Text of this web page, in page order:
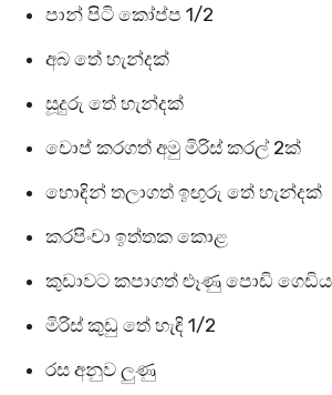
පාන් පිටි කෝප්ප 1/2
අබ තේ හැන්දක්
සූදුරු තේ හැන්දක්
චොප් කරගත් අමු මිරිස් කරල් 2ක්
හොඳින් තලාගත් ඉඟුරු තේ හැන්දක්
කරපිංචා ඉත්තක කොළ
කුඩාවට කපාගත් ළූණු පොඩි
මිරිස් කුඩු තේ හැඳි 1/2
රස අනුව ලුණු